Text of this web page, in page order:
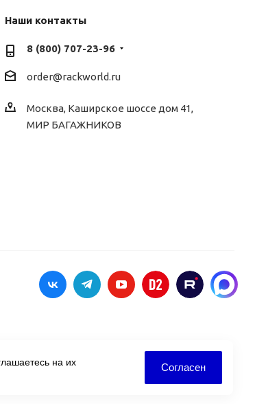
Наши контакты
8 (800) 707-23-96
order@rackworld.ru
Москва, Каширское шоссе дом 41,
МИР БАГАЖНИКОВ
на их
Согласен